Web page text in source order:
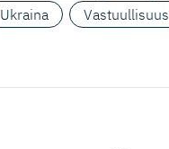
Ukraina Vastuullisuus